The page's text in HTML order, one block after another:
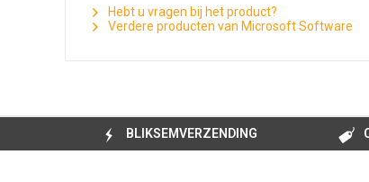
Hebt u vragen bij het product?
Verdere producten van Microsoft Software
BLIKSEMVERZENDING